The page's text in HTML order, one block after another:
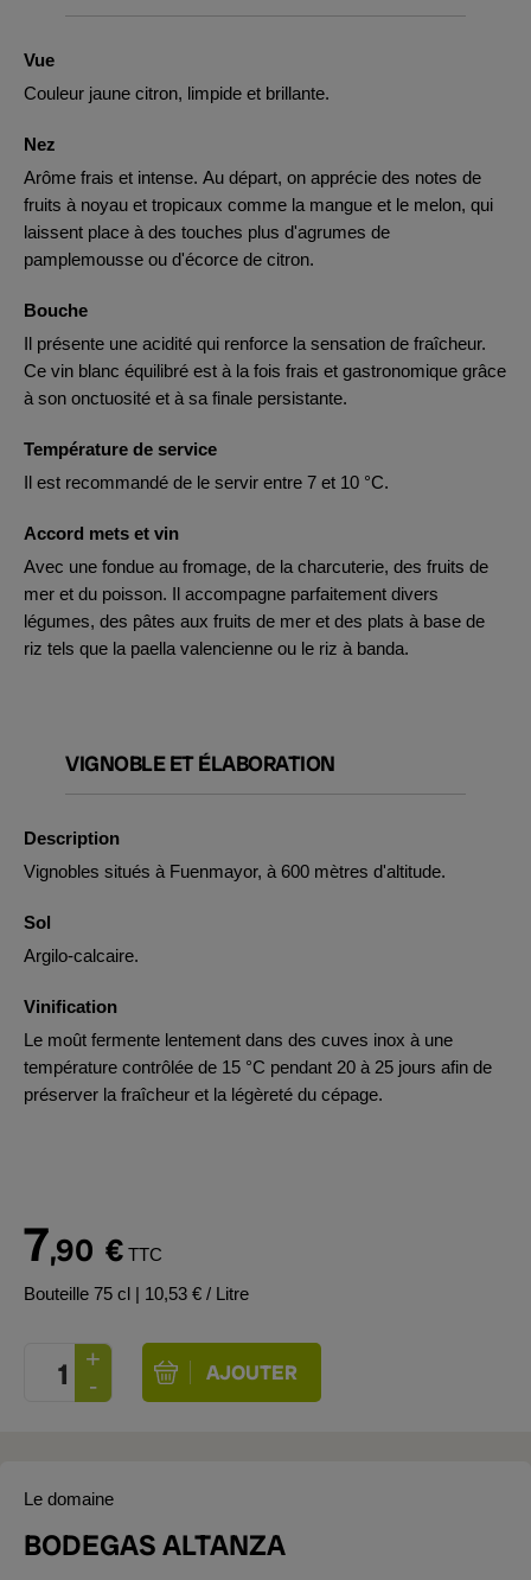
Vue
Couleur jaune citron, limpide et brillante.
Nez
Arôme frais et intense. Au départ, on apprécie des notes de
fruits à noyau et tropicaux comme la mangue et le melon, qui
laissent place à des touches plus d'agrumes de
pamplemousse ou d'écorce de citron.
Bouche
Il présente une acidité qui renforce la sensation de fraîcheur.
Ce vin blanc équilibré est à la fois frais et gastronomique grâce
à son onctuosité et à sa finale persistante.
Température de service
Il est recommandé de le servir entre 7 et 10 °C.
Accord mets et vin
Avec une fondue au fromage, de la charcuterie, des fruits de
mer et du poisson. Il accompagne parfaitement divers
légumes, des pâtes aux fruits de mer et des plats à base de
riz tels que la paella valencienne ou le riz à banda.
VIGNOBLE ET ÉLABORATION
Description
Vignobles situés à Fuenmayor, à 600 mètres d'altitude.
Sol
Argilo-calcaire.
Vinification
Le moût fermente lentement dans des cuves inox à une
température contrôlée de 15 °C pendant 20 à 25 jours afin de
préserver la fraîcheur et la légèreté du cépage.
7,90 € TTC
Bouteille 75 cl | 10,53 € / Litre
Le domaine
BODEGAS ALTANZA